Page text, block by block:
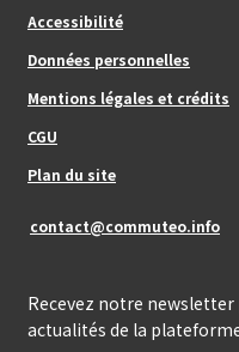
Footer_center
Accessibilité
Données personnelles
Mentions légales et crédits
CGU
Plan du site
contact@commuteo.info
Recevez notre
actualités de la